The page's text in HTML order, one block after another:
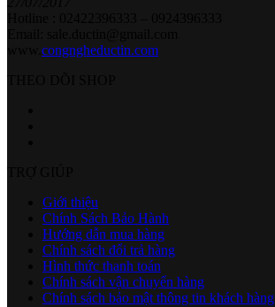
congngheductin.com
Giới thiệu
Chính Sách Bảo Hành
Hướng dẫn mua hàng
Chính sách đổi trả hàng
Hình thức thanh toán
Chính sách vận chuyển hàng
Chính sách bảo mật thông tin khách hàng